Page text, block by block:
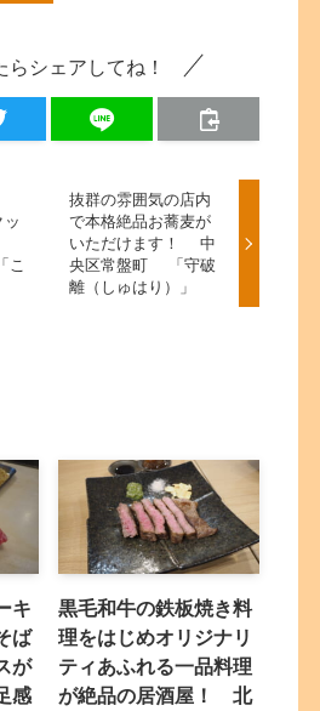
らシェアしてね！
抜群の雰囲気の店内
で本格絶品お蕎麦が
いただけます！ 中
央区常盤町 「守破
離（しゅはり）」
キ
ば
が
感
黒毛和牛の鉄板焼き料
理をはじめオリジナリ
ティあふれる一品料理
が絶品の居酒屋！ 北